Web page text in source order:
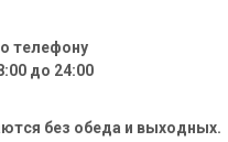
телефону
до 24:00
без обеда и выходных.